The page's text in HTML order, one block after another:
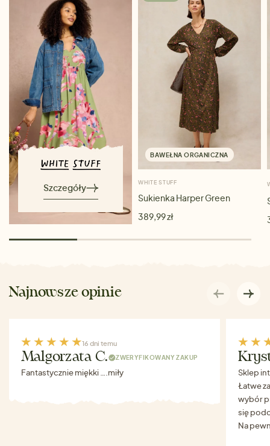
Szczegóły
BAWEŁNA ORGANICZNA
WHITE STUFF
Sukienka Harper Green
389,99 zł
Najnowsze opinie
16 dni temu
Malgorzata C. ZWERYFIKOWANY ZAKUP
Fantastycznie miękki ….miły
Sklep
Łatwe
wybór
się
Na